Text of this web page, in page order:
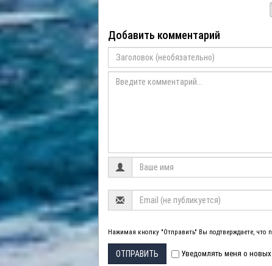
Добавить комментарий
Нажимая кнопку "Отправить" Вы подтверждаете, что
ОТПРАВИТЬ Уведомлять меня о новых